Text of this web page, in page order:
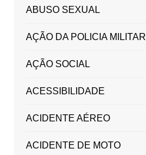
ABUSO SEXUAL
AÇÃO DA POLICIA MILITAR
AÇÃO SOCIAL
ACESSIBILIDADE
ACIDENTE AÉREO
ACIDENTE DE MOTO